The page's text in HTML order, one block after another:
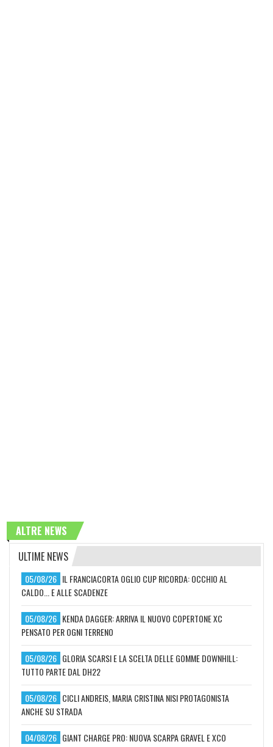
ALTRE NEWS
ULTIME NEWS
05/08/26 IL FRANCIACORTA OGLIO CUP RICORDA: OCCHIO AL
CALDO... E ALLE SCADENZE
05/08/26 KENDA DAGGER: ARRIVA IL NUOVO COPERTONE XC
PENSATO PER OGNI TERRENO
05/08/26 GLORIA SCARSI E LA SCELTA DELLE GOMME DOWNHILL:
TUTTO PARTE DAL DH22
05/08/26 CICLI ANDREIS, MARIA CRISTINA NISI PROTAGONISTA
ANCHE SU STRADA
04/08/26 GIANT CHARGE PRO: NUOVA SCARPA GRAVEL E XCO